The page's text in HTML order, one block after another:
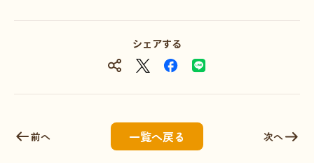
シェアする
前へ 一覧へ戻る 次へ